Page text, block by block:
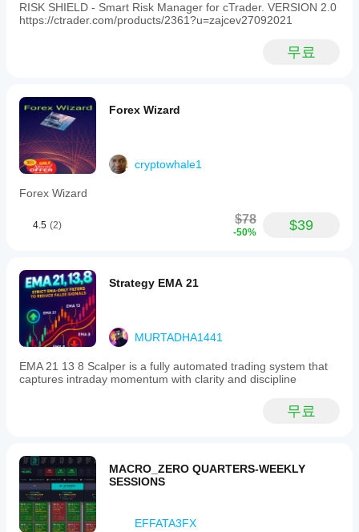
테
스
실
제
용
시
어
성
을
는
지
파
악
하
는
데
도
움
RISK SHIELD - Smart Risk Manager for cTrader. VERSION 2.0
https://ctrader.com/products/2361?u=zajcev27092021
무료
Forex Wizard
cryptowhale1
Forex Wizard
4.5 (2) $78
-50% $39
Strategy EMA 21
MURTADHA1441
EMA 21 13 8 Scalper is a fully automated trading system that
captures intraday momentum with clarity and discipline
무료
MACRO_ZERO QUARTERS-WEEKLY
SESSIONS
EFFATA3FX